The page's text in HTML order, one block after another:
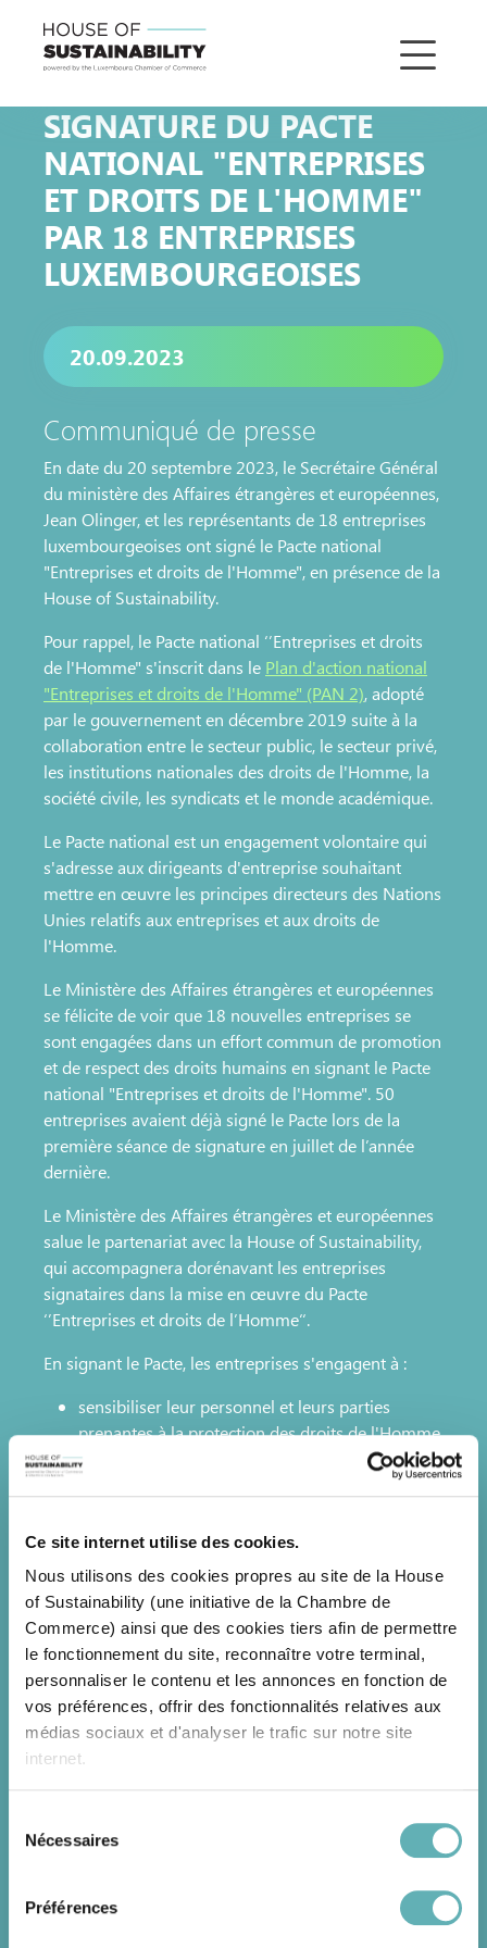
Ce site internet utilise des cookies.
Nous utilisons des cookies propres au site de la House
of Sustainability (une initiative de la Chambre de
Commerce) ainsi que des cookies tiers afin de permettre
le fonctionnement du site, reconnaître votre terminal,
personnaliser le contenu et les annonces en fonction de
vos préférences, offrir des fonctionnalités relatives aux
médias sociaux et d'analyser le trafic sur notre site
internet.
Grâce au présent bandeau, vous pouvez accepter,
à l’exception des cookies strictement nécessaires au
fonctionnement du site. Une description des différents
Nécessaires
Préférences
SIGNATURE DU PACTE
NATIONAL "ENTREPRISES
ET DROITS DE L'HOMME"
PAR 18 ENTREPRISES
LUXEMBOURGEOISES
20.09.2023
Communiqué de presse
En date du 20 septembre 2023, le Secrétaire Général
du ministère des Affaires étrangères et européennes,
Jean Olinger, et les représentants de 18 entreprises
luxembourgeoises ont signé le Pacte national
"Entreprises et droits de l'Homme", en présence de la
House of Sustainability.
Pour rappel, le Pacte national ‘’Entreprises et droits
de l'Homme" s'inscrit dans le Plan d'action national
"Entreprises et droits de l'Homme" (PAN 2), adopté
par le gouvernement en décembre 2019 suite à la
collaboration entre le secteur public, le secteur privé,
les institutions nationales des droits de l'Homme, la
société civile, les syndicats et le monde académique.
Le Pacte national est un engagement volontaire qui
s'adresse aux dirigeants d'entreprise souhaitant
mettre en œuvre les principes directeurs des Nations
Unies relatifs aux entreprises et aux droits de
l'Homme.
Le Ministère des Affaires étrangères et européennes
se félicite de voir que 18 nouvelles entreprises se
sont engagées dans un effort commun de promotion
et de respect des droits humains en signant le Pacte
national "Entreprises et droits de l'Homme". 50
entreprises avaient déjà signé le Pacte lors de la
première séance de signature en juillet de l’année
dernière.
Le Ministère des Affaires étrangères et européennes
salue le partenariat avec la House of Sustainability,
qui accompagnera dorénavant les entreprises
signataires dans la mise en œuvre du Pacte
‘’Entreprises et droits de l’Homme‘‘.
En signant le Pacte, les entreprises s'engagent à :
sensibiliser leur personnel et leurs parties
prenantes à la protection des droits de l'Homme
en entreprise,
nommer une personne responsable des droits
former les salariés concernés en matière
développer des instruments de gouvernance
permettant d'identifier les risques et de prévenir
les violations de droits de l'Homme,
mettre en œuvre une ou plusieurs voies de
recours pour traiter les cas signalés de violation
de droits de l'Homme,
publier un rapport annuel standardisé sur les
mesures mises en œuvre.
avantages suivants :
des formations en matière d'entreprises et de